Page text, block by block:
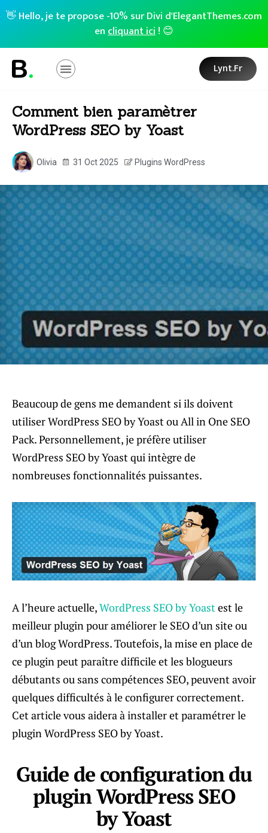
👋 Hello, je te propose -10% sur Divi d'ElegantThemes.com
encliquant ici! 😊
Lynt.fr
Comment bien paramètrer
WordPress SEO by Yoast
Olivia 31 Oct 2025 Plugins WordPress
Beaucoup de gens me demandent si ils doivent
utiliser WordPress SEO by Yoast ou All in One SEO
Pack. Personnellement, je préfère utiliser
WordPress SEO by Yoast qui intègre de
nombreuses fonctionnalités puissantes.
A l’heure actuelle,WordPress SEO by Yoastest le
meilleur plugin pour améliorer le SEO d’un site ou
d’un blog WordPress. Toutefois, la mise en place de
ce plugin peut paraître difficile et les blogueurs
débutants ou sans compétences SEO, peuvent avoir
quelques difficultés à le configurer correctement.
Cet article vous aidera à installer et paramétrer le
plugin WordPress SEO by Yoast.
Guide de configuration du
plugin WordPress SEO
by Yoast